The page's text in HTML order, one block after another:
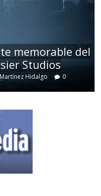
memorable del
Studios
Hidalgo 0